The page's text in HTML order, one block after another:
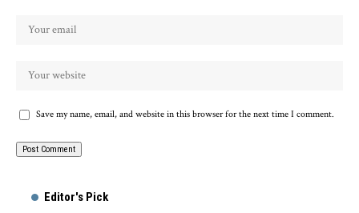
Save my name, email, and website in this browser for the next time I comment.
Editor's Pick